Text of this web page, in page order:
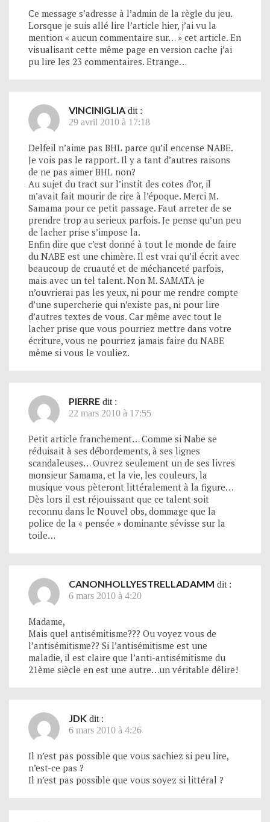
Ce message s’adresse à l’admin de la règle du jeu.
Lorsque je suis allé lire l’article hier, j’ai vu la
mention « aucun commentaire sur… » cet article. En
visualisant cette même page en version cache j’ai
pu lire les 23 commentaires. Etrange…
VINCINIGLIA dit :
29 avril 2010 à 17:18
Delfeil n’aime pas BHL parce qu’il encense NABE.
Je vois pas le rapport. Il y a tant d’autres raisons
de ne pas aimer BHL non?
Au sujet du tract sur l’instit des cotes d’or, il
m’avait fait mourir de rire à l’époque. Merci M.
Samama pour ce petit passage. Faut arreter de se
prendre trop au serieux parfois. Je pense qu’un peu
de lacher prise s’impose la.
Enfin dire que c’est donné à tout le monde de faire
du NABE est une chimère. Il est vrai qu’il écrit avec
beaucoup de cruauté et de méchanceté parfois,
mais avec un tel talent. Non M. SAMATA je
n’ouvrierai pas les yeux, ni pour me rendre compte
d’une supercherie qui n’existe pas, ni pour lire
d’autres textes de vous. Car même avec tout le
lacher prise que vous pourriez mettre dans votre
écriture, vous ne pourriez jamais faire du NABE
même si vous le vouliez.
PIERRE dit :
22 mars 2010 à 17:55
Petit article franchement… Comme si Nabe se
réduisait à ses débordements, à ses lignes
scandaleuses… Ouvrez seulement un de ses livres
monsieur Samama, et la vie, les couleurs, la
musique vous pèteront littéralement à la figure…
Dès lors il est réjouissant que ce talent soit
reconnu dans le Nouvel obs, dommage que la
police de la « pensée » dominante sévisse sur la
toile…
CANONHOLLYESTRELLADAMM dit :
6 mars 2010 à 4:20
Madame,
Mais quel antisémitisme??? Ou voyez vous de
l’antisémitisme?? Si l’antisémitisme est une
maladie, il est claire que l’anti-antisémitisme du
21ème siècle en est une autre…un véritable délire!
JDK dit :
6 mars 2010 à 4:26
Il n’est pas possible que vous sachiez si peu lire,
n’est-ce pas ?
Il n’est pas possible que vous soyez si littéral ?